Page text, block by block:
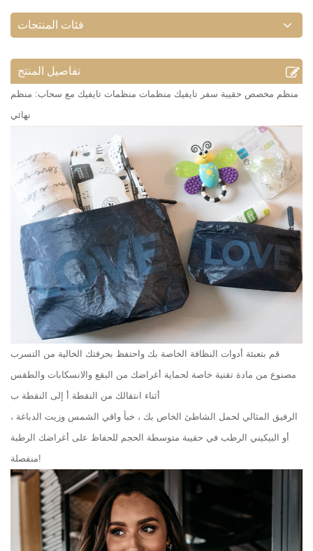
فئات المنتجات
تفاصيل المنتج
منظم مخصص حقيبة سفر تايفيك منظمات منظمات تايفيك مع سحاب: منظم
نهائي
قم بتعبئة أدوات النظافة الخاصة بك واحتفظ بحرفتك الخالية من التسرب
مصنوع من مادة تقنية خاصة لحماية أغراضك من البقع والانسكابات والطقس
أثناء انتقالك من النقطة أ إلى النقطة ب
الرفيق المثالي لحمل الشاطئ الخاص بك ، خبأ واقي الشمس وزيت الدباغة ،
أو البيكيني الرطب في حقيبة متوسطة الحجم للحفاظ على أغراضك الرطبة
منفصلة!